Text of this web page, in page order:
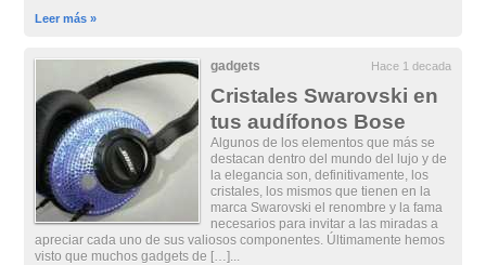
Leer más »
gadgets Hace 1 decada
Cristales Swarovski en
tus audífonos Bose
Algunos de los elementos que más se
destacan dentro del mundo del lujo y de
la elegancia son, definitivamente, los
cristales, los mismos que tienen en la
marca Swarovski el renombre y la fama
necesarios para invitar a las miradas a
apreciar cada uno de sus valiosos componentes. Últimamente hemos
visto que muchos gadgets de […]...